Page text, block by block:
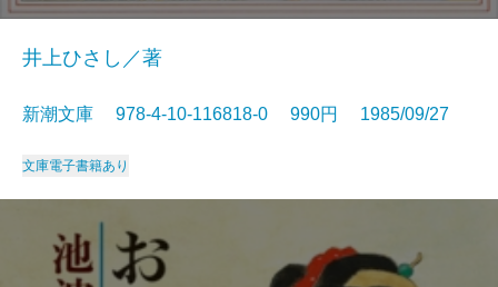
井上ひさし／著
新潮文庫 978-4-10-116818-0 990円 1985/09/27
文庫電子書籍あり